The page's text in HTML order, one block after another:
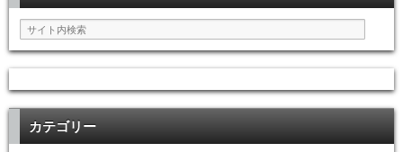
カテゴリー